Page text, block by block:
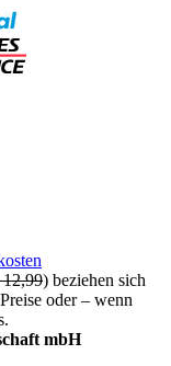
) beziehen sich
oder – wenn
mbH